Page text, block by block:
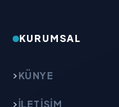
KURUMSAL
KÜNYE
İLETIŞIM